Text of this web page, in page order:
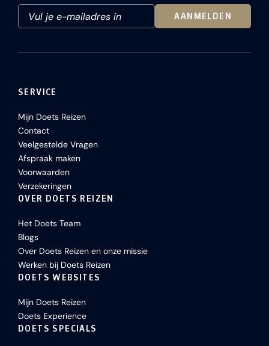
AANMELDEN
SERVICE
Mijn Doets Reizen
Contact
Veelgestelde Vragen
Afspraak maken
Voorwaarden
Verzekeringen
OVER DOETS REIZEN
Het Doets Team
Blogs
Over Doets Reizen en onze missie
Werken bij Doets Reizen
DOETS WEBSITES
Mijn Doets Reizen
Doets Experience
DOETS SPECIALS